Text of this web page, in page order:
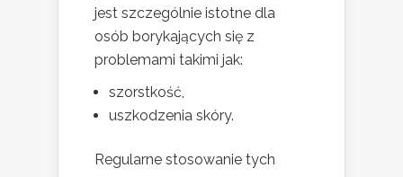
jest szczególnie istotne dla
osób borykających się z
problemami takimi jak:
szorstkość,
uszkodzenia skóry.
Regularne stosowanie tych